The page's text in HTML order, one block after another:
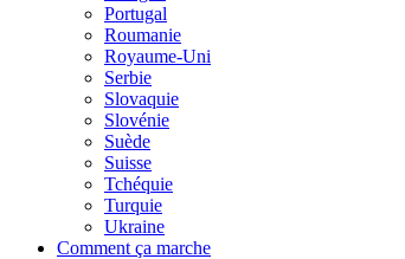
Portugal
Roumanie
Royaume-Uni
Serbie
Slovaquie
Slovénie
Suède
Suisse
Tchéquie
Turquie
Ukraine
Comment ça marche